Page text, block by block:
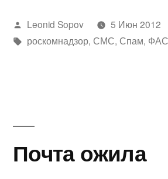
Написано
автором
Leonid Sopov 5 Июн 2012
Метки:
роскомнадзор, СМС, Спам, ФАС
Почта ожила